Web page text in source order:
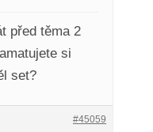
před těma 2
si
set?
#45059